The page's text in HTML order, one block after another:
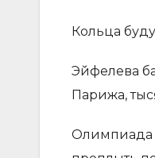
Кольца
Эйфелева
Парижа,
Олимпиада